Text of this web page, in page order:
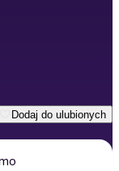
Dodaj do ulubionych